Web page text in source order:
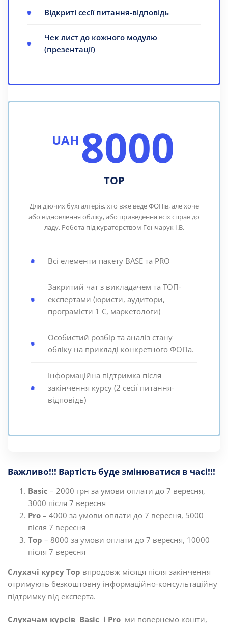
Відкриті сесії питання-відповідь
Чек лист до кожного модулю
(презентації)
UAH 8000
TOP
Для діючих бухгалтерів, хто вже веде ФОПів, але хоче
або відновлення обліку, або приведення всіх справ до
ладу. Робота під кураторством Гончарук І.В.
Всі елементи пакету BASE та PRO
Закритий чат з викладачем та ТОП-
експертами (юристи, аудитори,
програмісти 1 С, маркетологи)
Особистий розбір та аналіз стану
обліку на прикладі конкретного ФОПа.
Інформаційна підтримка після
закінчення курсу (2 сесії питання-
відповідь)
Важливо!!! Вартість буде змінюватися в часі!!!
Basic – 2000 грн за умови оплати до 7 вересня,
3000 після 7 вересня
Pro – 4000 за умови оплати до 7 вересня, 5000
після 7 вересня
Top – 8000 за умови оплати до 7 вересня, 10000
після 7 вересня
Слухачі курсу Top впродовж місяця після закінчення
отримують безкоштовну інформаційно-консультаційну
підтримку від експерта.
Слухачам курсів Basic і Pro ми повернемо кошти,